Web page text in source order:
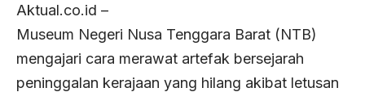
Aktual.co.id –
Museum Negeri Nusa Tenggara Barat (NTB)
mengajari cara merawat artefak bersejarah
peninggalan kerajaan yang hilang akibat letusan